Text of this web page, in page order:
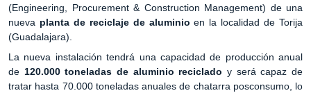
(Engineering, Procurement & Construction Management) de una
nueva planta de reciclaje de aluminio en la localidad de Torija
(Guadalajara).
La nueva instalación tendrá una capacidad de producción anual
de 120.000 toneladas de aluminio reciclado y será capaz de
tratar hasta 70.000 toneladas anuales de chatarra posconsumo, lo